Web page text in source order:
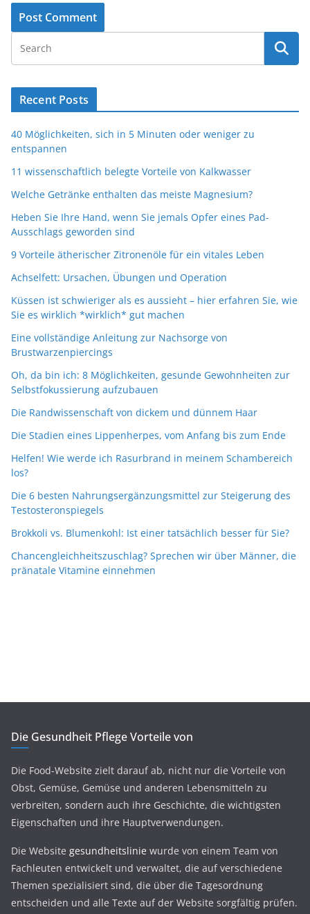
Recent Posts
40 Möglichkeiten, sich in 5 Minuten oder weniger zu
entspannen
11 wissenschaftlich belegte Vorteile von Kalkwasser
Welche Getränke enthalten das meiste Magnesium?
Heben Sie Ihre Hand, wenn Sie jemals Opfer eines Pad-
Ausschlags geworden sind
9 Vorteile ätherischer Zitronenöle für ein vitales Leben
Achselfett: Ursachen, Übungen und Operation
Küssen ist schwieriger als es aussieht – hier erfahren Sie, wie
Sie es wirklich *wirklich* gut machen
Eine vollständige Anleitung zur Nachsorge von
Brustwarzenpiercings
Oh, da bin ich: 8 Möglichkeiten, gesunde Gewohnheiten zur
Selbstfokussierung aufzubauen
Die Randwissenschaft von dickem und dünnem Haar
Die Stadien eines Lippenherpes, vom Anfang bis zum Ende
Helfen! Wie werde ich Rasurbrand in meinem Schambereich
los?
Die 6 besten Nahrungsergänzungsmittel zur Steigerung des
Testosteronspiegels
Brokkoli vs. Blumenkohl: Ist einer tatsächlich besser für Sie?
Chancengleichheitszuschlag? Sprechen wir über Männer, die
pränatale Vitamine einnehmen
Die Gesundheit Pflege Vorteile von
Die Food-Website zielt darauf ab, nicht nur die Vorteile von
Obst, Gemüse, Gemüse und anderen Lebensmitteln zu
verbreiten, sondern auch ihre Geschichte, die wichtigsten
Eigenschaften und ihre Hauptverwendungen.
Die Website gesundheitslinie wurde von einem Team von
Fachleuten entwickelt und verwaltet, die auf verschiedene
Themen spezialisiert sind, die über die Tagesordnung
entscheiden und alle Texte auf der Website sorgfältig prüfen.